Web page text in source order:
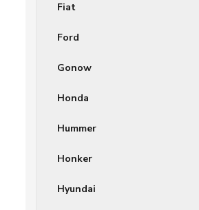
Fiat
Ford
Gonow
Honda
Hummer
Honker
Hyundai